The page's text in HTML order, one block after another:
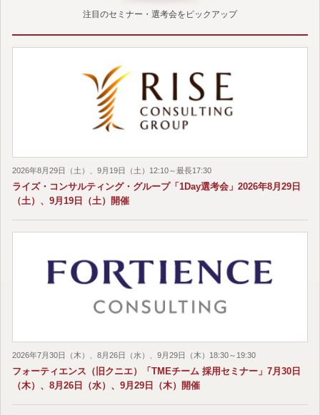
注目のセミナー・選考会をピックアップ
2026年8月29日（土）、9月19日（土）12:10～最長17:30
ライズ・コンサルティング・グループ「1Day選考会」2026年8月29日
（土）、9月19日（土）開催
2026年7月30日（木）、8月26日（水）、9月29日（木）18:30～19:30
フォーティエンス（旧クニエ）「TMEチーム 採用セミナー」7月30日
（木）、8月26日（水）、9月29日（木）開催